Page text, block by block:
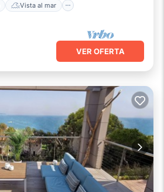
Vista al mar
VER OFERTA